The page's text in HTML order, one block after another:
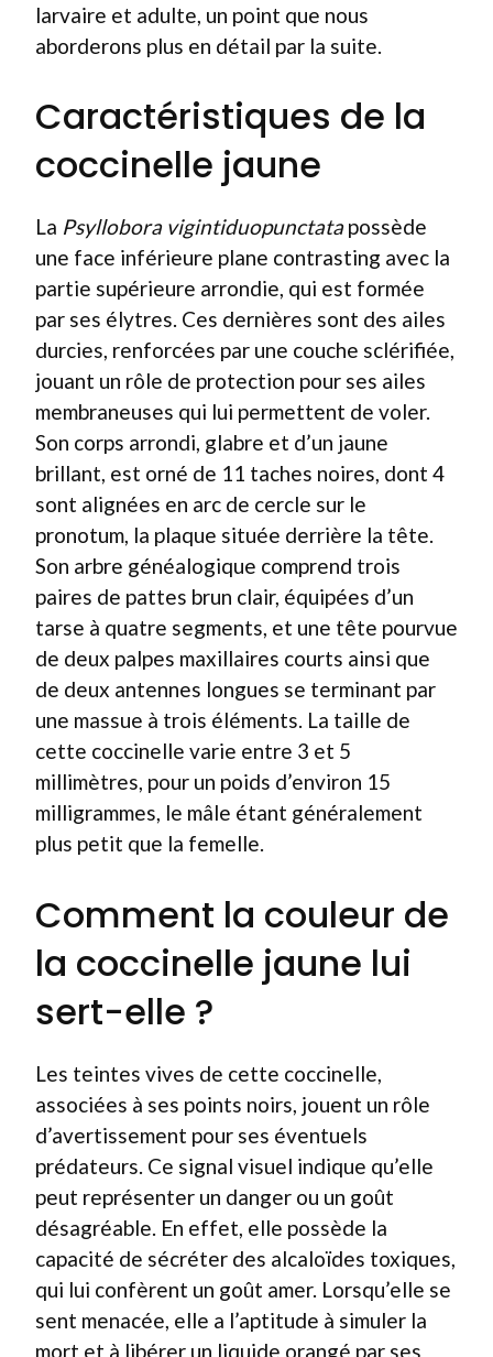
larvaire et adulte, un point que nous
aborderons plus en détail par la suite.
Caractéristiques de la
coccinelle jaune
La Psyllobora vigintiduopunctatapossède
une face inférieure plane contrasting avec la
partie supérieure arrondie, qui est formée
par ses élytres. Ces dernières sont des ailes
durcies, renforcées par une couche sclérifiée,
jouant un rôle de protection pour ses ailes
membraneuses qui lui permettent de voler.
Son corps arrondi, glabre et d’un jaune
brillant, est orné de 11 taches noires, dont 4
sont alignées en arc de cercle sur le
pronotum, la plaque située derrière la tête.
Son arbre généalogique comprend trois
paires de pattes brun clair, équipées d’un
tarse à quatre segments, et une tête pourvue
de deux palpes maxillaires courts ainsi que
de deux antennes longues se terminant par
une massue à trois éléments. La taille de
cette coccinelle varie entre 3 et 5
millimètres, pour un poids d’environ 15
milligrammes, le mâle étant généralement
plus petit que la femelle.
Comment la couleur de
la coccinelle jaune lui
sert-elle ?
Les teintes vives de cette coccinelle,
associées à ses points noirs, jouent un rôle
d’avertissement pour ses éventuels
prédateurs. Ce signal visuel indique qu’elle
peut représenter un danger ou un goût
désagréable. En effet, elle possède la
capacité de sécréter des alcaloïdes toxiques,
qui lui confèrent un goût amer. Lorsqu’elle se
sent menacée, elle a l’aptitude à simuler la
mort et à libérer un liquide orangé par ses